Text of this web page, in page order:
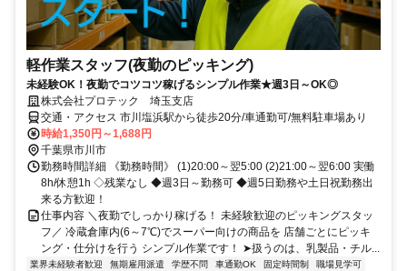
軽作業スタッフ(夜勤のピッキング)
未経験OK！夜勤でコツコツ稼げるシンプル作業★週3日～OK◎
株式会社プロテック 埼玉支店
交通・アクセス 市川塩浜駅から徒歩20分/車通勤可/無料駐車場あり
時給1,350円～1,688円
千葉県市川市
勤務時間詳細 《勤務時間》 (1)20:00～翌5:00 (2)21:00～翌6:00 実働
8h/休憩1h ◇残業なし ◆週3日～勤務可 ◆週5日勤務や土日祝勤務出
来る方歓迎！
仕事内容 ＼夜勤でしっかり稼げる！ 未経験歓迎のピッキングスタッ
フ／ 冷蔵倉庫内(6～7℃)でスーパー向けの商品を 店舗ごとにピッキ
ング・仕分けを行う シンプル作業です！ ➤扱うのは、乳製品・チル...
業界未経験者歓迎 無期雇用派遣 学歴不問 車通勤OK 固定時間制
職場見学可